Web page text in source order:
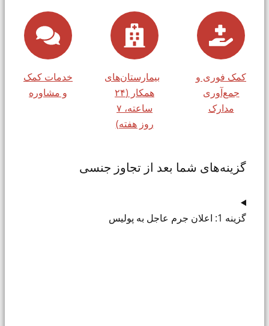
کمک فوری و
جمع‌آوری
مدارک
بیمارستان‌های
همکار (۲۴
ساعته، ۷
روز هفته)
خدمات کمک
و مشاوره
گزینه‌های شما بعد از تجاوز جنسی
گزینه 1: اعلان جرم عاجل به پولیس